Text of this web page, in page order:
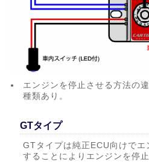
エンジンを停止させる方法の
種類あり。
GTタイプ
GTタイプは純正ECU向けで
することによりエンジンを停止